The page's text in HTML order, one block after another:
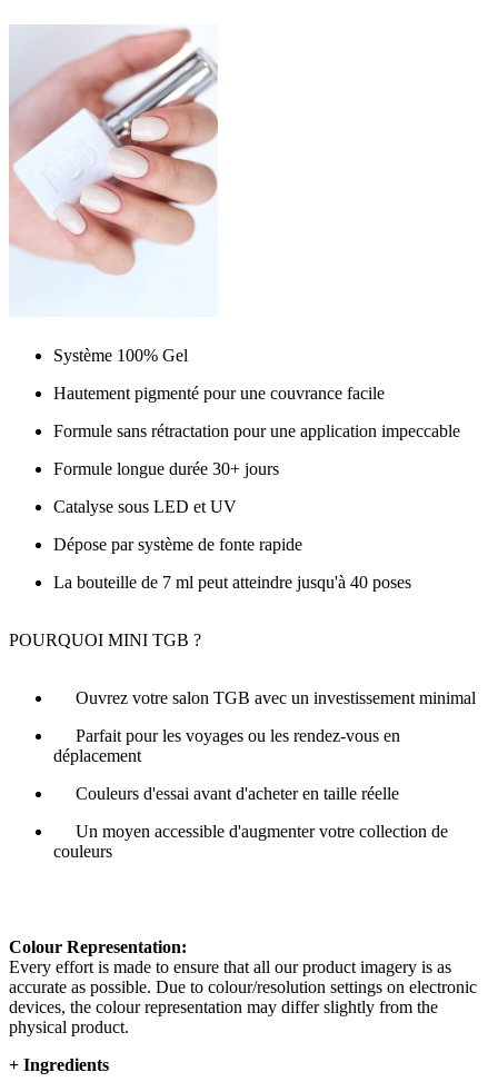
Système 100% Gel
Hautement pigmenté pour une couvrance facile
Formule sans rétractation pour une application impeccable
Formule longue durée 30+ jours
Catalyse sous LED et UV
Dépose par système de fonte rapide
La bouteille de 7 ml peut atteindre jusqu'à 40 poses
POURQUOI MINI TGB ?
Ouvrez votre salon TGB avec un investissement minimal
Parfait pour les voyages ou les rendez-vous en
déplacement
Couleurs d'essai avant d'acheter en taille réelle
Un moyen accessible d'augmenter votre collection de
couleurs
Colour Representation:
Every effort is made to ensure that all our product imagery is as
accurate as possible. Due to colour/resolution settings on electronic
devices, the colour representation may differ slightly from the
physical product.
+ Ingredients